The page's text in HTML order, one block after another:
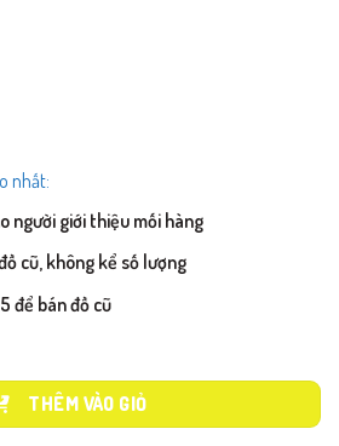
nhất:
người giới thiệu mối hàng
cũ, không kể số lượng
để bán đồ cũ
số lượng
THÊM VÀO GIỎ